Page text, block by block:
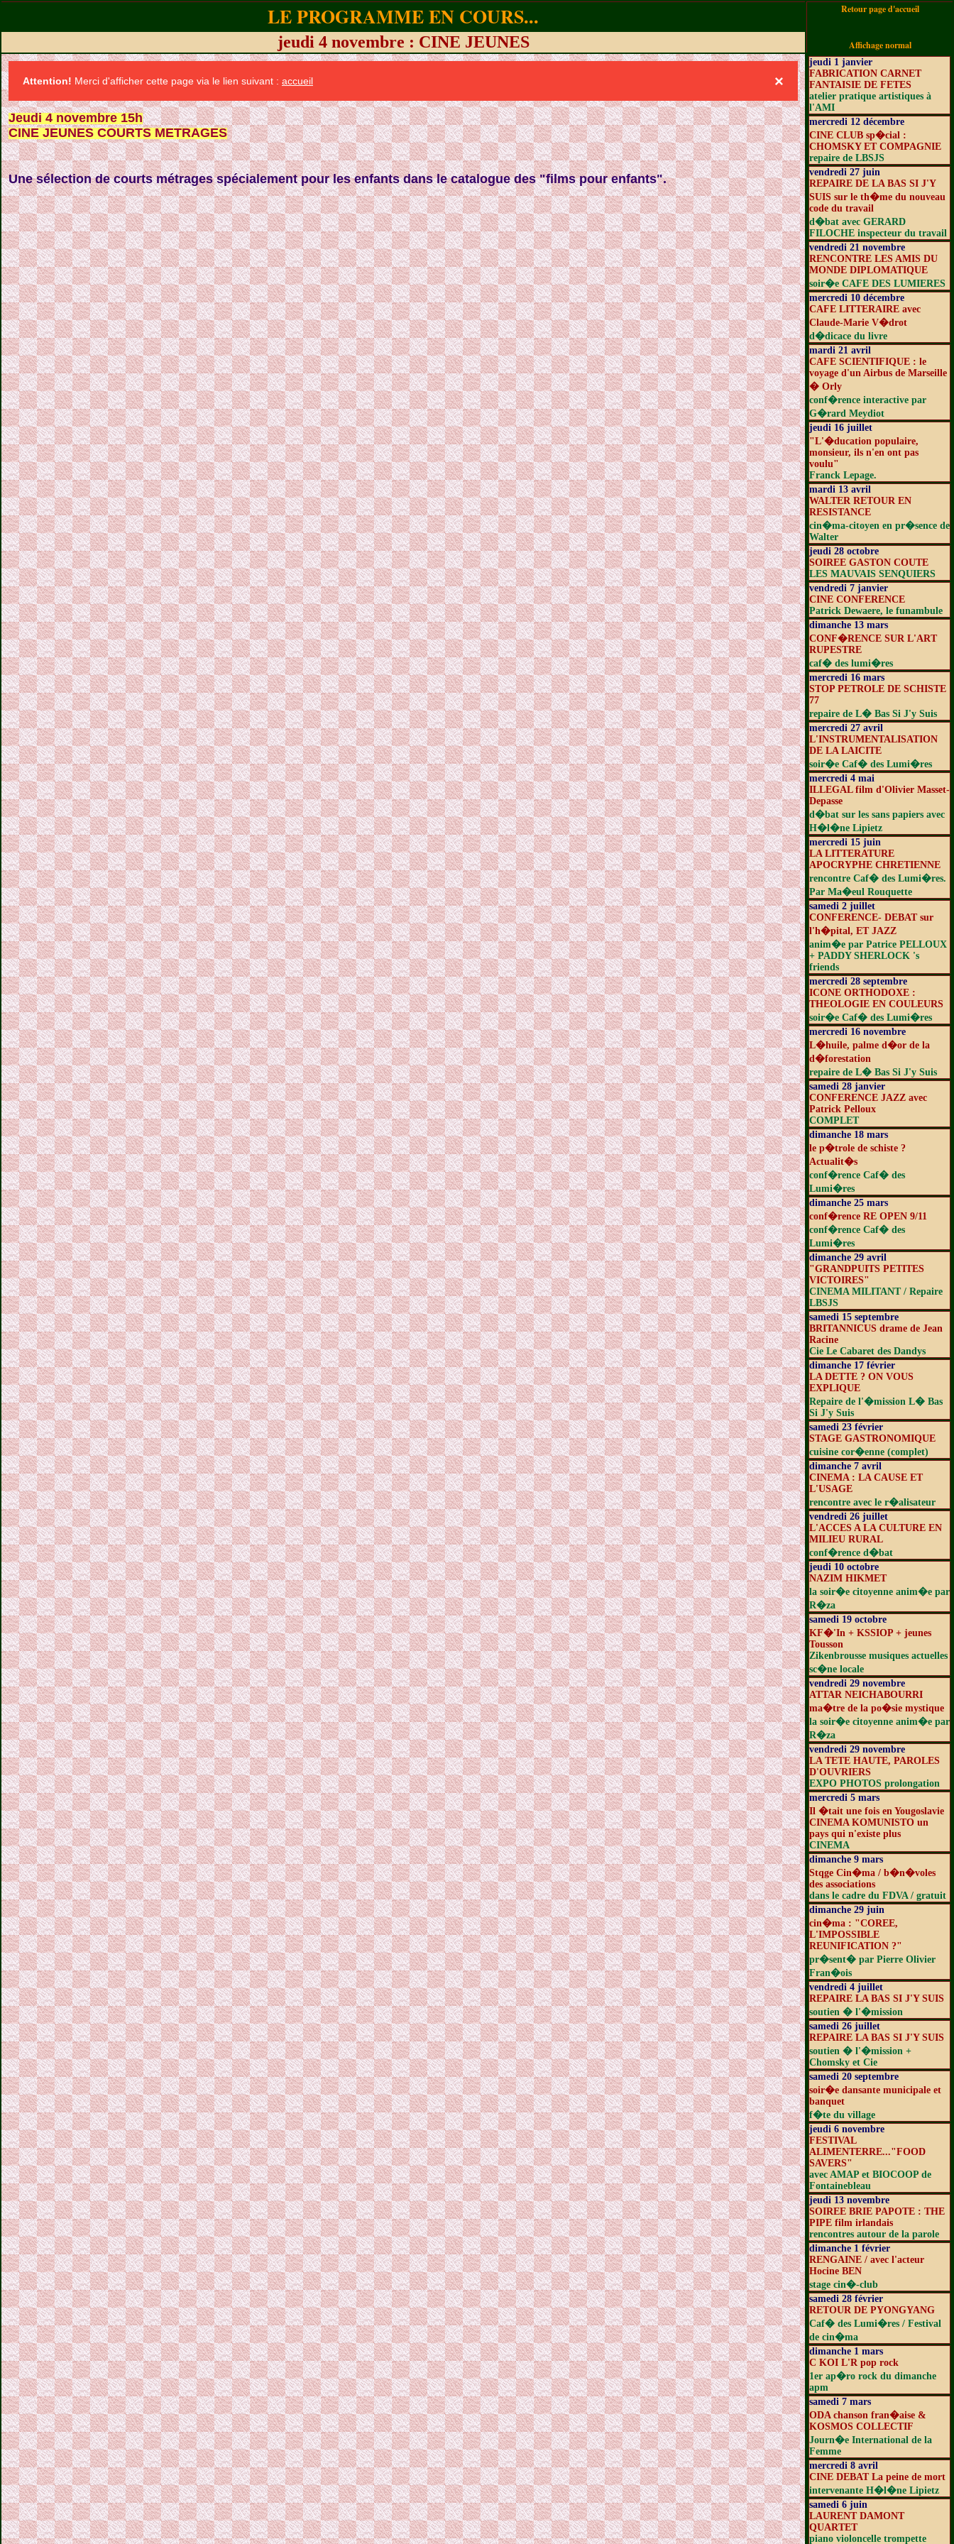
LE PROGRAMME EN COURS... Retour page d'accueil
Affichage normal
jeudi 4 novembre : CINE JEUNES
×
Attention! Merci d'afficher cette page via le lien suivant : accueil
Jeudi 4 novembre 15h
CINE JEUNES COURTS METRAGES
Une sélection de courts métrages spécialement pour les enfants dans le catalogue des "films pour enfants".
jeudi 1 janvier
FABRICATION CARNET
FANTAISIE DE FETES
atelier pratique artistiques à
l'AMI
mercredi 12 décembre
CINE CLUB sp�cial :
CHOMSKY ET COMPAGNIE
repaire de LBSJS
vendredi 27 juin
REPAIRE DE LA BAS SI J'Y
SUIS sur le th�me du nouveau
code du travail
d�bat avec GERARD
FILOCHE inspecteur du travail
vendredi 21 novembre
RENCONTRE LES AMIS DU
MONDE DIPLOMATIQUE
soir�e CAFE DES LUMIERES
mercredi 10 décembre
CAFE LITTERAIRE avec
Claude-Marie V�drot
d�dicace du livre
mardi 21 avril
CAFE SCIENTIFIQUE : le
voyage d'un Airbus de Marseille
� Orly
conf�rence interactive par
G�rard Meydiot
jeudi 16 juillet
"L'�ducation populaire,
monsieur, ils n'en ont pas
voulu"
Franck Lepage.
mardi 13 avril
WALTER RETOUR EN
RESISTANCE
cin�ma-citoyen en pr�sence de
Walter
jeudi 28 octobre
SOIREE GASTON COUTE
LES MAUVAIS SENQUIERS
vendredi 7 janvier
CINE CONFERENCE
Patrick Dewaere, le funambule
dimanche 13 mars
CONF�RENCE SUR L'ART
RUPESTRE
caf� des lumi�res
mercredi 16 mars
STOP PETROLE DE SCHISTE
77
repaire de L� Bas Si J'y Suis
mercredi 27 avril
L'INSTRUMENTALISATION
DE LA LAICITE
soir�e Caf� des Lumi�res
mercredi 4 mai
ILLEGAL film d'Olivier Masset-
Depasse
d�bat sur les sans papiers avec
H�l�ne Lipietz
mercredi 15 juin
LA LITTERATURE
APOCRYPHE CHRETIENNE
rencontre Caf� des Lumi�res.
Par Ma�eul Rouquette
samedi 2 juillet
CONFERENCE- DEBAT sur
l'h�pital, ET JAZZ
anim�e par Patrice PELLOUX
+ PADDY SHERLOCK 's
friends
mercredi 28 septembre
ICONE ORTHODOXE :
THEOLOGIE EN COULEURS
soir�e Caf� des Lumi�res
mercredi 16 novembre
L�huile, palme d�or de la
d�forestation
repaire de L� Bas Si J'y Suis
samedi 28 janvier
CONFERENCE JAZZ avec
Patrick Pelloux
COMPLET
dimanche 18 mars
le p�trole de schiste ?
Actualit�s
conf�rence Caf� des
Lumi�res
dimanche 25 mars
conf�rence RE OPEN 9/11
conf�rence Caf� des
Lumi�res
dimanche 29 avril
"GRANDPUITS PETITES
VICTOIRES"
CINEMA MILITANT / Repaire
LBSJS
samedi 15 septembre
BRITANNICUS drame de Jean
Racine
Cie Le Cabaret des Dandys
dimanche 17 février
LA DETTE ? ON VOUS
EXPLIQUE
Repaire de l'�mission L� Bas
Si J'y Suis
samedi 23 février
STAGE GASTRONOMIQUE
cuisine cor�enne (complet)
dimanche 7 avril
CINEMA : LA CAUSE ET
L'USAGE
rencontre avec le r�alisateur
vendredi 26 juillet
L'ACCES A LA CULTURE EN
MILIEU RURAL
conf�rence d�bat
jeudi 10 octobre
NAZIM HIKMET
la soir�e citoyenne anim�e par
R�za
samedi 19 octobre
KF�'In + KSSIOP + jeunes
Tousson
Zikenbrousse musiques actuelles
sc�ne locale
vendredi 29 novembre
ATTAR NEICHABOURRI
ma�tre de la po�sie mystique
la soir�e citoyenne anim�e par
R�za
vendredi 29 novembre
LA TETE HAUTE, PAROLES
D'OUVRIERS
EXPO PHOTOS prolongation
mercredi 5 mars
Il �tait une fois en Yougoslavie
CINEMA KOMUNISTO un
pays qui n'existe plus
CINEMA
dimanche 9 mars
Stqge Cin�ma / b�n�voles
des associations
dans le cadre du FDVA / gratuit
dimanche 29 juin
cin�ma : "COREE,
L'IMPOSSIBLE
REUNIFICATION ?"
pr�sent� par Pierre Olivier
Fran�ois
vendredi 4 juillet
REPAIRE LA BAS SI J'Y SUIS
soutien � l'�mission
samedi 26 juillet
REPAIRE LA BAS SI J'Y SUIS
soutien � l'�mission +
Chomsky et Cie
samedi 20 septembre
soir�e dansante municipale et
banquet
f�te du village
jeudi 6 novembre
FESTIVAL
ALIMENTERRE..."FOOD
SAVERS"
avec AMAP et BIOCOOP de
Fontainebleau
jeudi 13 novembre
SOIREE BRIE PAPOTE : THE
PIPE film irlandais
rencontres autour de la parole
dimanche 1 février
RENGAINE / avec l'acteur
Hocine BEN
stage cin�-club
samedi 28 février
RETOUR DE PYONGYANG
Caf� des Lumi�res / Festival
de cin�ma
dimanche 1 mars
C KOI L'R pop rock
1er ap�ro rock du dimanche
apm
samedi 7 mars
ODA chanson fran�aise &
KOSMOS COLLECTIF
Journ�e International de la
Femme
mercredi 8 avril
CINE DEBAT La peine de mort
intervenante H�l�ne Lipietz
samedi 6 juin
LAURENT DAMONT
QUARTET
piano violoncelle trompette